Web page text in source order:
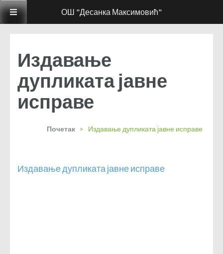
Издавање
дупликата јавне
исправе
Почетак > Издавање дупликата јавне исправе
Издавање дупликата јавне исправе
ОШ "Десанка Максимовић"